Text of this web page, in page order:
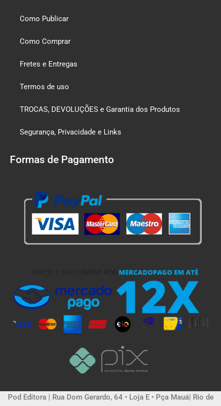
Como Publicar
Como Comprar
Fretes e Entregas
Termos de uso
TROCAS, DEVOLUÇÕES e Garantia dos Produtos
Segurança, Privacidade e Links
Formas de Pagamento
Pod Editora | Rua Dom Gerardo, 64 • Loja E • Pça Mauá| Rio de